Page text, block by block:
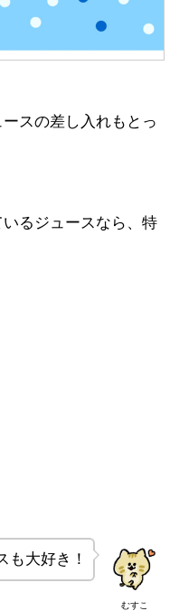
スの差し入れもとっ
るジュースなら、特
むすこ
も大好き！